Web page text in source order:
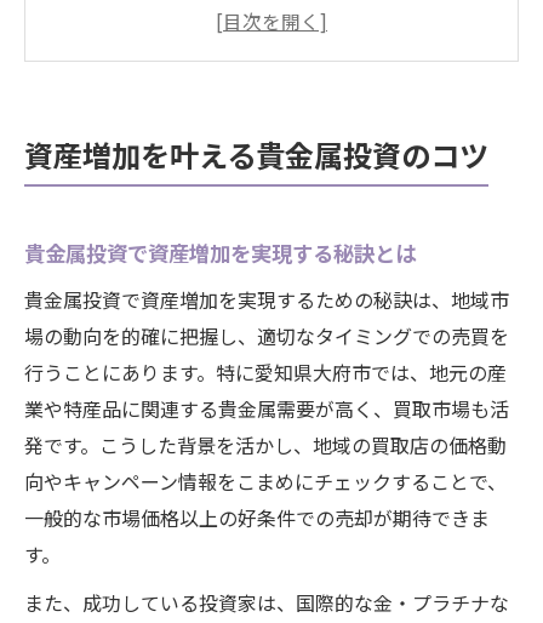
貴金属投資で安定利益を得るための運用ポ
地域特性を生かした貴金属活用術
大府市の地域特性が貴金属投資に活きる理
由
地元の強みを生かした貴金属の買取活用法
特産品との比較で見る貴金属資産価値の高
め方
地域産業と連携した貴金属投資の新戦略
地元情報を活用した貴金属投資成功の条件
買取市場の動向を掴む貴金属運用のコツ
資産増加を叶える貴金属投資のコツ
貴金属投資で資産増加を実現する秘訣とは
貴金属投資で資産増加を実現するための秘訣は、地域市
場の動向を的確に把握し、適切なタイミングでの売買を
行うことにあります。特に愛知県大府市では、地元の産
業や特産品に関連する貴金属需要が高く、買取市場も活
発です。こうした背景を活かし、地域の買取店の価格動
向やキャンペーン情報をこまめにチェックすることで、
一般的な市場価格以上の好条件での売却が期待できま
す。
また、成功している投資家は、国際的な金・プラチナな